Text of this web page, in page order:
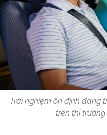
Trải nghiệm ổn định đang
trên thị